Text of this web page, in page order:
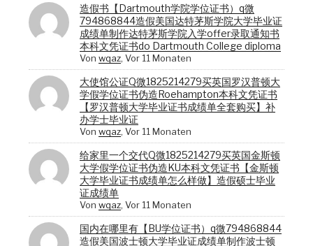
造假书【Dartmouth学院学位证书）q微
794868844造假美国达特茅斯学院大学毕业证
成绩单制作达特茅斯学院入学offer录取通知书
本科文凭证书do Dartmouth College diploma
Vonwqaz,Vor 11 Monaten
大使馆公证Q微1825214279买英国罗汉普顿大
学假学位证书伪造Roehampton本科文凭证书
【罗汉普顿大学毕业证书成绩单全套购买】补
办学士毕业证
Vonwqaz,Vor 11 Monaten
给家里一个交代Q微1825214279买英国金斯顿
大学假学位证书伪造KU本科文凭证书【金斯顿
大学毕业证书成绩单怎么样做】造假硕士毕业
证成绩单
Vonwqaz,Vor 11 Monaten
国内在哪里有【BU学位证书）q微794868844
造假美国波士顿大学毕业证成绩单制作波士顿